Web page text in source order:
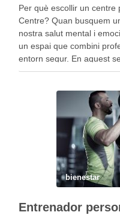
Per què escollir un centre
Centre? Quan busquem
nostra salut mental i
un espai que combini
entorn segur. En aquest
consolidat com un
bienestar